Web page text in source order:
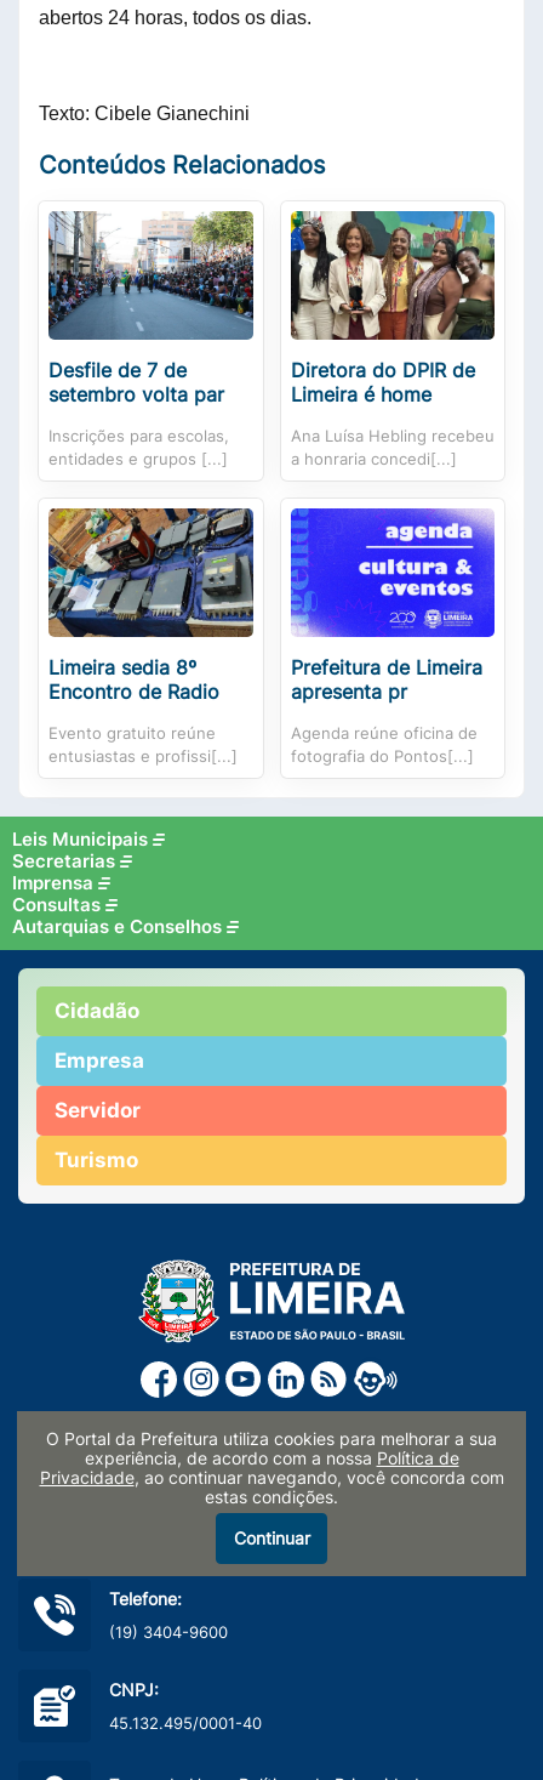
abertos 24 horas, todos os dias.
Texto: Cibele Gianechini
Conteúdos Relacionados
Desfile de 7 de
setembro volta par
Inscrições para escolas,
entidades e grupos [...]
Diretora do DPIR de
Limeira é home
Ana Luísa Hebling recebeu
a honraria concedi[...]
Limeira sedia 8º
Encontro de Radio
Evento gratuito reúne
entusiastas e profissi[...]
Prefeitura de Limeira
apresenta pr
Agenda reúne oficina de
fotografia do Pontos[...]
Leis Municipais
Secretarias
Imprensa
Consultas
Autarquias e Conselhos
Cidadão
Empresa
Servidor
Turismo
Endereço:
Paço Municipal Prefeito Waldemar Mattos Silveira
Rua Prefeito Doutor Alberto Ferreira nº 179
Centro, Limeira/SP - CEP: 13481-900
Telefone:
(19) 3404-9600
CNPJ:
45.132.495/0001-40
O Portal da Prefeitura utiliza cookies para melhorar a sua
experiência, de acordo com a nossa Política de
Privacidade, ao continuar navegando, você concorda com
estas condições.
Continuar